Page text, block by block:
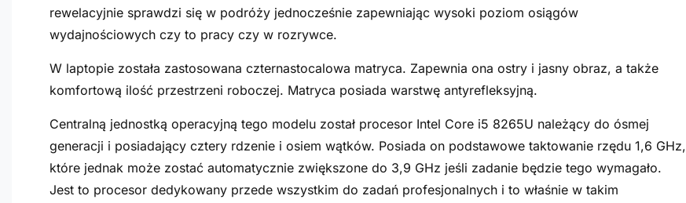
rewelacyjnie sprawdzi się w podróży jednocześnie zapewniając wysoki poziom osiągów
wydajnościowych czy to pracy czy w rozrywce.
W laptopie została zastosowana czternastocalowa matryca. Zapewnia ona ostry i jasny obraz, a także
komfortową ilość przestrzeni roboczej. Matryca posiada warstwę antyrefleksyjną.
Centralną jednostką operacyjną tego modelu został procesor Intel Core i5 8265U należący do ósmej
generacji i posiadający cztery rdzenie i osiem wątków. Posiada on podstawowe taktowanie rzędu 1,6 GHz,
które jednak może zostać automatycznie zwiększone do 3,9 GHz jeśli zadanie będzie tego wymagało.
Jest to procesor dedykowany przede wszystkim do zadań profesjonalnych i to właśnie w takim